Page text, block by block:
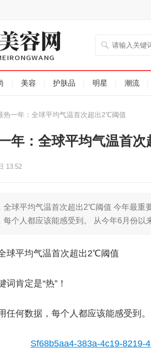
美容 护肤品 明星 潮流
热一年：全球平均气温首次超出2℃阈值
年：全球平均气温首
13:52
全球平均气温首次超出2℃阈值 今年最重
每个人都应该能感受到。 从今年6月份
球平均气温首次超出2℃阈值
肯定是“热”！
任何数据，每个人都应该能感受到。